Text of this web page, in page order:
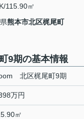
115.90㎡
熊本市北区梶尾町
9期の基本情報
北区梶尾町9期
万円
㎡